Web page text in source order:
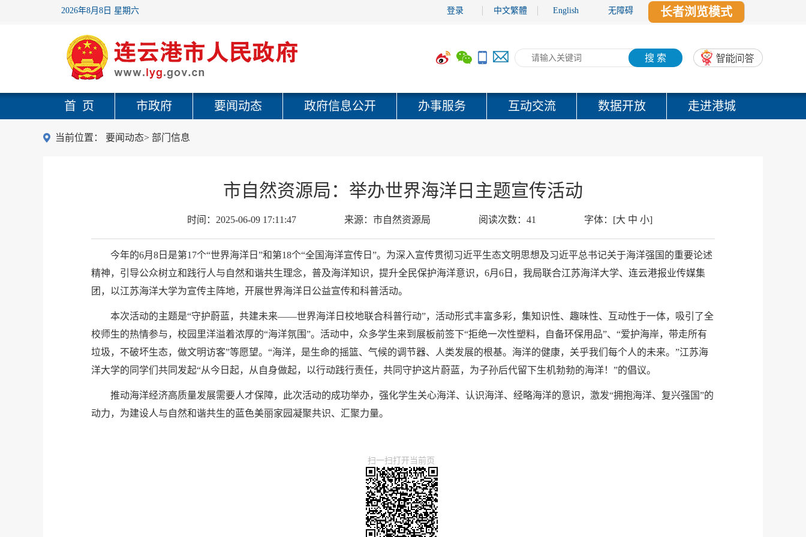
2026年8月8日 星期六 登录 中文繁體 English 无障碍 长者浏览模式
搜 索
首 页 市政府 要闻动态 政府信息公开 办事服务 互动交流 数据开放 走进港城
当前位置： 要闻动态> 部门信息
市自然资源局：举办世界海洋日主题宣传活动
时间： 2025-06-09 17:11:47 来源： 市自然资源局 阅读次数： 41 字体： [大 中 小]
今年的6月8日是第17个“世界海洋日”和第18个“全国海洋宣传日”。为深入宣传贯彻习近平生态文明思想及习近平总书记关于海洋强国的重要论述
精神，引导公众树立和践行人与自然和谐共生理念，普及海洋知识，提升全民保护海洋意识，6月6日，我局联合江苏海洋大学、连云港报业传媒集
团，以江苏海洋大学为宣传主阵地，开展世界海洋日公益宣传和科普活动。
本次活动的主题是“守护蔚蓝，共建未来——世界海洋日校地联合科普行动”，活动形式丰富多彩，集知识性、趣味性、互动性于一体，吸引了全
校师生的热情参与，校园里洋溢着浓厚的“海洋氛围”。活动中，众多学生来到展板前签下“拒绝一次性塑料，自备环保用品”、“爱护海岸，带走所有
垃圾，不破坏生态，做文明访客”等愿望。“海洋，是生命的摇篮、气候的调节器、人类发展的根基。海洋的健康，关乎我们每个人的未来。”江苏海
洋大学的同学们共同发起“从今日起，从自身做起，以行动践行责任，共同守护这片蔚蓝，为子孙后代留下生机勃勃的海洋！”的倡议。
推动海洋经济高质量发展需要人才保障，此次活动的成功举办，强化学生关心海洋、认识海洋、经略海洋的意识，激发“拥抱海洋、复兴强国”的
动力，为建设人与自然和谐共生的蓝色美丽家园凝聚共识、汇聚力量。
扫一扫打开当前页